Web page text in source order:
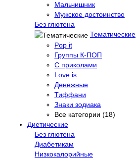
Мальчишник
Мужское достоинство
Без глютена
Тематические
Pop it
Группы К-ПОП
С приколами
Love is
Денежные
Тиффани
Знаки зодиака
Все категории (18)
Диетические
Без глютена
Диабетикам
Низкокалорийные